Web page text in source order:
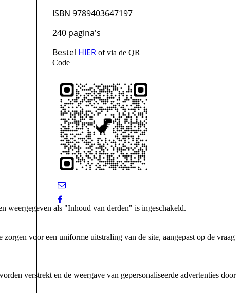
ISBN 9789403647197
240 pagina's
Bestel HIER of via de QR
Code
weergegeven als "Inhoud van derden" is ingeschakeld.
voor een uniforme uitstraling van de site, aangepast op de vraag
verstrekt en de weergave van gepersonaliseerde advertenties door